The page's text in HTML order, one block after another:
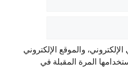
والموقع الإلكتروني
المرة المقبلة في